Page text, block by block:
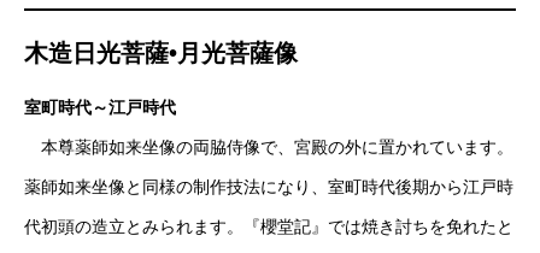
木造日光菩薩•月光菩薩像
室町時代～江戸時代
本尊薬師如来坐像の両脇侍像で、宮殿の外に置かれています。
薬師如来坐像と同様の制作技法になり、室町時代後期から江戸時
代初頭の造立とみられます。『櫻堂記』では焼き討ちを免れたと